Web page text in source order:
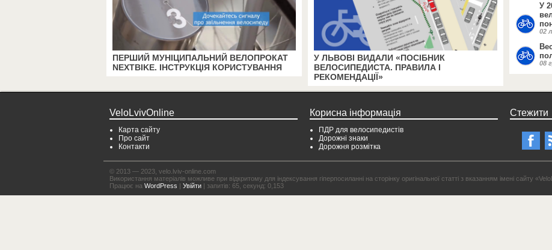
ПЕРШИЙ МУНІЦИПАЛЬНИЙ ВЕЛОПРОКАТ
NEXTBIKE. ІНСТРУКЦІЯ КОРИСТУВАННЯ
У ЛЬВОВІ ВИДАЛИ «ПОСІБНИК
ВЕЛОСИПЕДИСТА. ПРАВИЛА І
РЕКОМЕНДАЦІЇ»
У
02
08
VeloLvivOnline
Карта сайту
Про сайт
Контакти
Корисна інформація
ПДР для велосипедистів
Дорожні знаки
Дорожня розмітка
Стежити
© 2013 — 2023, velo.lviv-online.com
Використання матеріалів можливе при відкритому для індексування гіперпосиланні на сторінку оригінальної статті з вказанням імені сайту
Працює на WordPress | Увійти | запитів: 65, секунд: 0,153